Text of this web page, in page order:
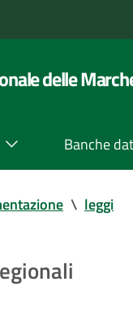
delle
Banche
\ leggi